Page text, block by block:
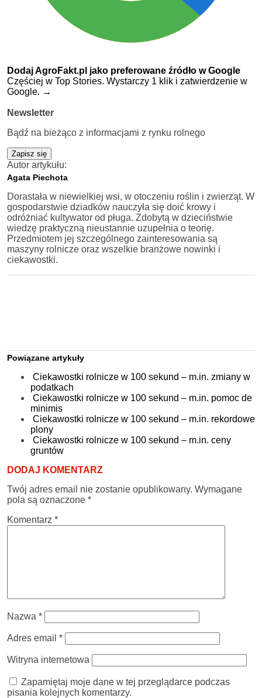
Dodaj AgroFakt.pl jako preferowane źródło w Google
Częściej w Top Stories. Wystarczy 1 klik i zatwierdzenie w
Google. →
Newsletter
Bądź na bieżąco z informacjami z rynku rolnego
Zapisz się
Autor artykułu:
Agata Piechota
Dorastała w niewielkiej wsi, w otoczeniu roślin i zwierząt. W
gospodarstwie dziadków nauczyła się doić krowy i
odróżniać kultywator od pługa. Zdobytą w dzieciństwie
wiedzę praktyczną nieustannie uzupełnia o teorię.
Przedmiotem jej szczególnego zainteresowania są
maszyny rolnicze oraz wszelkie branżowe nowinki i
ciekawostki.
Powiązane artykuły
Ciekawostki rolnicze w 100 sekund – m.in. zmiany w
podatkach
Ciekawostki rolnicze w 100 sekund – m.in. pomoc de
minimis
Ciekawostki rolnicze w 100 sekund – m.in. rekordowe
plony
Ciekawostki rolnicze w 100 sekund – m.in. ceny
gruntów
DODAJ KOMENTARZ
Twój adres email nie zostanie opublikowany. Wymagane
pola są oznaczone *
Komentarz *
Nazwa *
Adres email *
Witryna internetowa
Zapamiętaj moje dane w tej przeglądarce podczas
pisania kolejnych komentarzy.